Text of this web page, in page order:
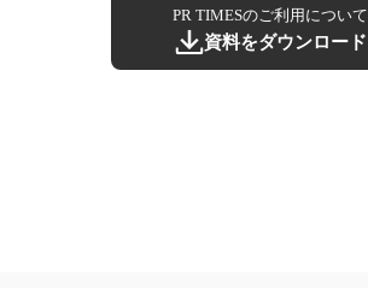
PR TIMESのご利用について
資料をダウンロード